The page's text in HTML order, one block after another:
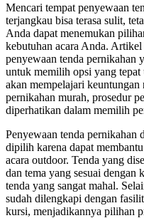
Mencari tempat penyewaan
terjangkau bisa terasa sulit,
Anda dapat menemukan
kebutuhan acara Anda.
penyewaan tenda pernikahan
untuk memilih opsi yang
akan mempelajari keuntungan
pernikahan murah, prosedur
diperhatikan dalam memilih
Penyewaan tenda pernikahan
dipilih karena dapat
acara outdoor. Tenda yang
dan tema yang sesuai dengan
tenda yang sangat mahal.
sudah dilengkapi dengan
kursi, menjadikannya pilihan